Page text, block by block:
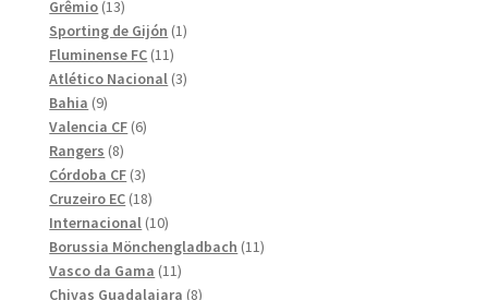
Grêmio 1313
produkter
Sporting de Gijón 11
Fluminense FC 1111
produkter
Atlético Nacional 33
Bahia 99
produkter
Valencia CF 66
Rangers 88
produkter
Córdoba CF 33
produkter
Cruzeiro EC 1818
produkter
Internacional 1010
produkter
Borussia Mönchengladbach 1111
Vasco da Gama 1111
produkter
Chivas Guadalajara 88